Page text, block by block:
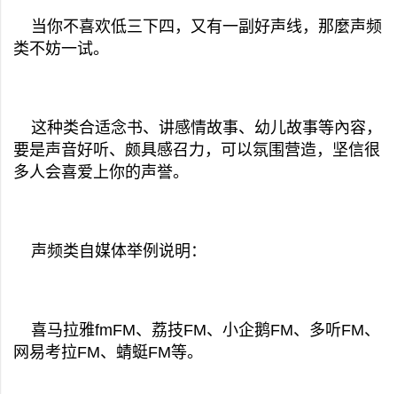
当你不喜欢低三下四，又有一副好声线，那麼声频
类不妨一试。
这种类合适念书、讲感情故事、幼儿故事等內容，
要是声音好听、颇具感召力，可以氛围营造，坚信很
多人会喜爱上你的声誉。
声频类自媒体举例说明：
喜马拉雅fmFM、荔技FM、小企鹅FM、多听FM、
网易考拉FM、蜻蜓FM等。